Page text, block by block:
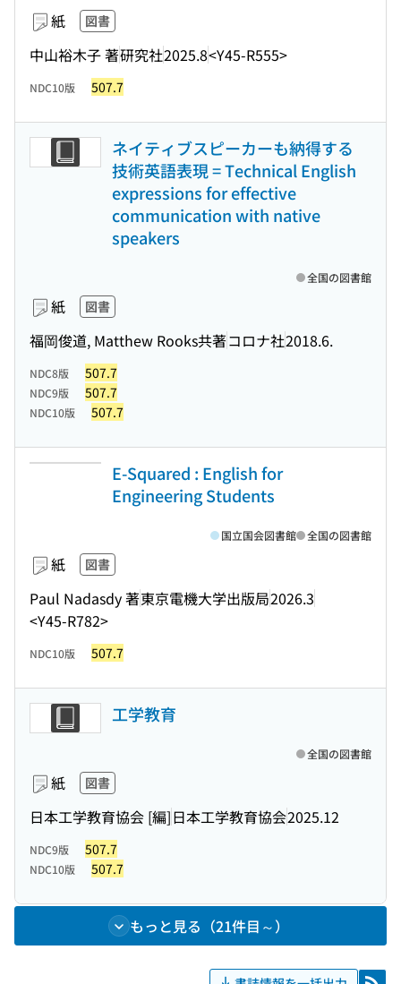
紙 図書
中山裕木子 著研究社2025.8<Y45-R555>
NDC10版 507.7
ネイティブスピーカーも納得する
技術英語表現 = Technical English
expressions for effective
communication with native
speakers
紙 図書
福岡俊道, Matthew Rooks共著コロナ社2018.6.
全国の図書館
NDC8版 507.7
NDC9版 507.7
NDC10版 507.7
E-Squared : English for
Engineering Students
紙 図書
Paul Nadasdy 著東京電機大学出版局2026.3
<Y45-R782>
国立国会図書館 全国の図書館
NDC10版 507.7
工学教育
紙 図書
日本工学教育協会 [編]日本工学教育協会2025.12
全国の図書館
NDC9版 507.7
NDC10版 507.7
もっと見る（21件目～）